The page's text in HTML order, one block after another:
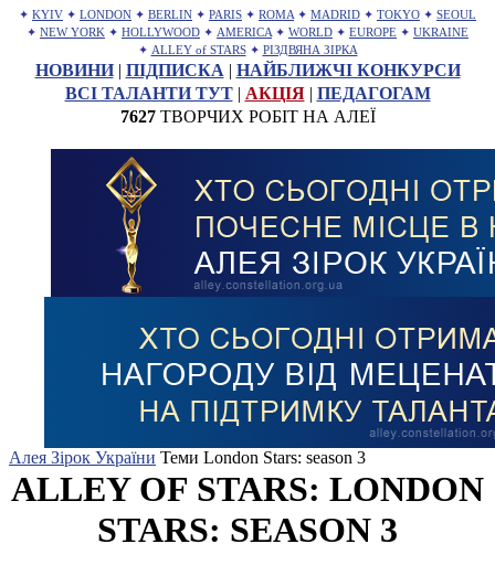
✦ KYIV ✦ LONDON ✦ BERLIN ✦ PARIS ✦ ROMA ✦ MADRID ✦ TOKYO ✦ SEOUL
✦ NEW YORK ✦ HOLLYWOOD ✦ AMERICA ✦ WORLD ✦ EUROPE ✦ UKRAINE
✦ ALLEY of STARS ✦ РІЗДВЯНА ЗІРКА
НОВИНИ| ПІДПИСКА | НАЙБЛИЖЧІ КОНКУРСИ
ВСІ ТАЛАНТИ ТУТ| АКЦІЯ| ПЕДАГОГАМ
7627ТВОРЧИХ РОБІТ НА АЛЕЇ
Алея Зірок України Теми London Stars: season 3
ALLEY OF STARS: LONDON
STARS: SEASON 3